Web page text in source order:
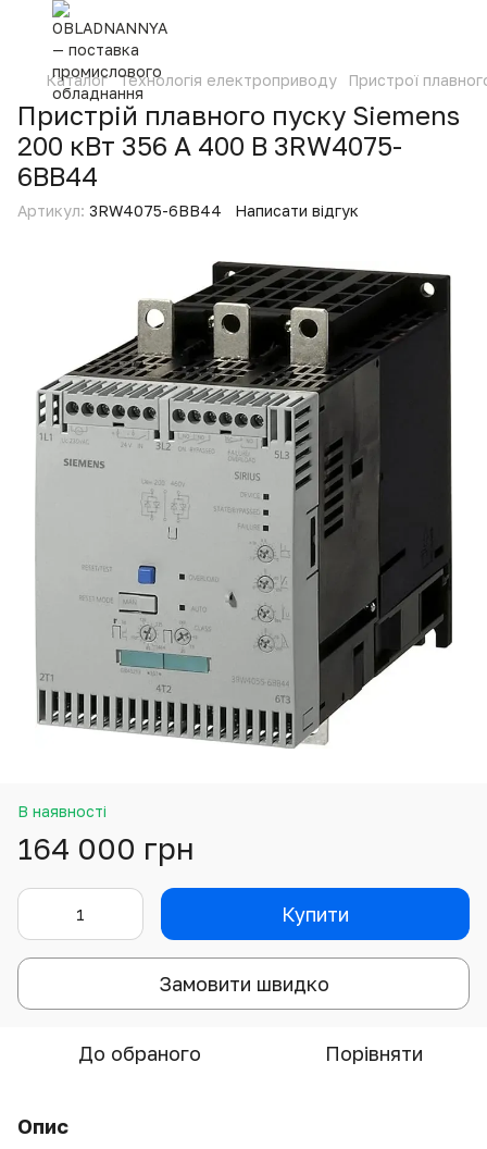
Каталог Технологія електроприводу Пристрої
Пристрій плавного пуску Siemens
200 кВт 356 А 400 В 3RW4075-
6BB44
Артикул: 3RW4075-6BB44 Написати відгук
В наявності
164 000 грн
Купити
Замовити швидко
До обраного Порівняти
Опис